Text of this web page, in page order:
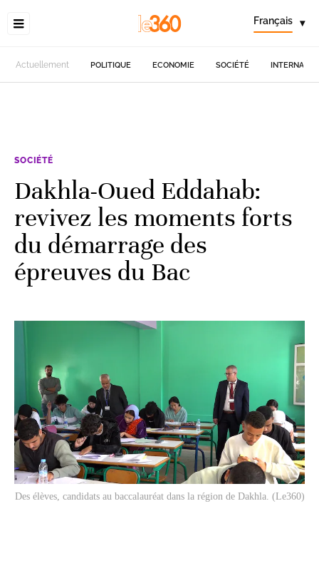
Français ▾
Actuellement POLITIQUE ECONOMIE SOCIÉTÉ
SOCIÉTÉ
Dakhla-Oued Eddahab:
revivez les moments forts
du démarrage des
épreuves du Bac
Des élèves, candidats au baccalauréat dans la région de Dakhla. (Le360)